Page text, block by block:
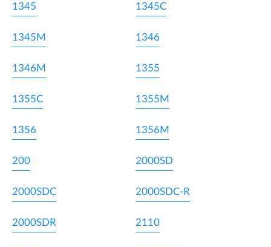
1345 1345C
1345M 1346
1346M 1355
1355C 1355M
1356 1356M
200 2000SD
2000SDC 2000SDC-R
2000SDR 2110